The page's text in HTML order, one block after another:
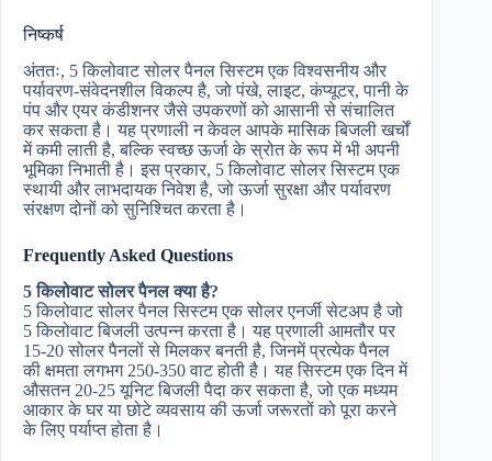
निष्कर्ष
अंततः, 5 किलोवाट सोलर पैनल सिस्टम एक विश्वसनीय और
पर्यावरण-संवेदनशील विकल्प है, जो पंखे, लाइट, कंप्यूटर, पानी के
पंप और एयर कंडीशनर जैसे उपकरणों को आसानी से संचालित
कर सकता है। यह प्रणाली न केवल आपके मासिक बिजली खर्चों
में कमी लाती है, बल्कि स्वच्छ ऊर्जा के स्रोत के रूप में भी अपनी
भूमिका निभाती है। इस प्रकार, 5 किलोवाट सोलर सिस्टम एक
स्थायी और लाभदायक निवेश है, जो ऊर्जा सुरक्षा और पर्यावरण
संरक्षण दोनों को सुनिश्चित करता है।
Frequently Asked Questions
5 किलोवाट सोलर पैनल क्या है?
5 किलोवाट सोलर पैनल सिस्टम एक सोलर एनर्जी सेटअप है जो
5 किलोवाट बिजली उत्पन्न करता है। यह प्रणाली आमतौर पर
15-20 सोलर पैनलों से मिलकर बनती है, जिनमें प्रत्येक पैनल
की क्षमता लगभग 250-350 वाट होती है। यह सिस्टम एक दिन में
औसतन 20-25 यूनिट बिजली पैदा कर सकता है, जो एक मध्यम
आकार के घर या छोटे व्यवसाय की ऊर्जा जरूरतों को पूरा करने
के लिए पर्याप्त होता है।